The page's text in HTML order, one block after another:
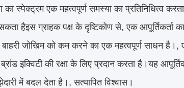
स्पेक्ट्रम एक महत्वपूर्ण समस्या का प्रतिनिधित्व
सकता हैइस ग्राहक पक्ष के दृष्टिकोण से, एक आपूर्तिकर्ता
जोखिम को कम करने का एक महत्वपूर्ण साधन है।,
इक्विटी की रक्षा के लिए प्रदान करता है।यह
में बदल देता है।, सत्यापित विश्वास।